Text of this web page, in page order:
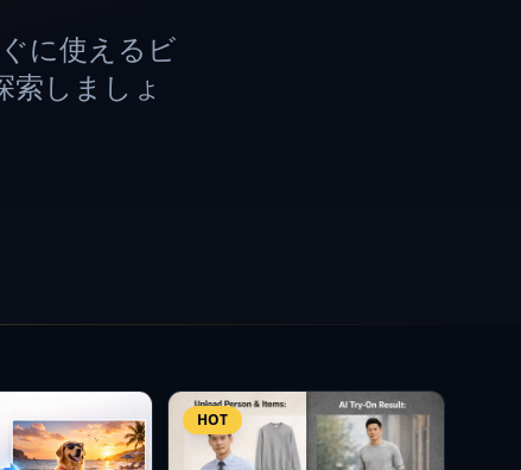
に使えるビ
しましょ
HOT